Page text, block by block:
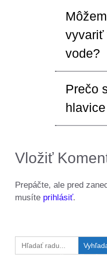
vyvariť
vode?
Prečo
Vložiť
Prepáčte, ale pred
musíte prihlásiť.
for: